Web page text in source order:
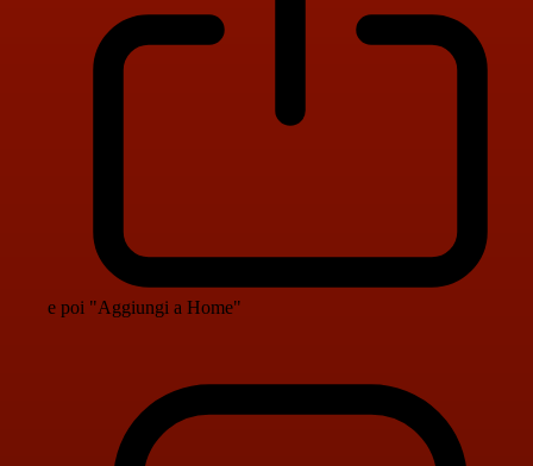
e poi "Aggiungi a Home"